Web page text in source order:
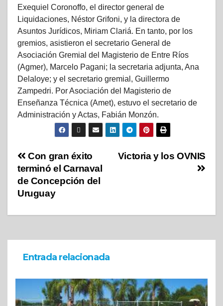
Exequiel Coronoffo, el director general de
Liquidaciones, Néstor Grifoni, y la directora de
Asuntos Jurídicos, Miriam Clariá. En tanto, por los
gremios, asistieron el secretario General de
Asociación Gremial del Magisterio de Entre Ríos
(Agmer), Marcelo Pagani; la secretaria adjunta, Ana
Delaloye; y el secretario gremial, Guillermo
Zampedri. Por Asociación del Magisterio de
Enseñanza Técnica (Amet), estuvo el secretario de
Administración y Actas, Fabián Monzón.
Victoria y los OVNIS
Con gran éxito
terminó el Carnaval
de Concepción del
Uruguay
Entrada relacionada